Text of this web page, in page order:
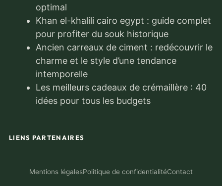
optimal
Khan el-khalili cairo egypt : guide complet
pour profiter du souk historique
Ancien carreaux de ciment : redécouvrir le
charme et le style d’une tendance
intemporelle
Les meilleurs cadeaux de crémaillère : 40
idées pour tous les budgets
LIENS PARTENAIRES
Mentions légalesPolitique de confidentialitéContact